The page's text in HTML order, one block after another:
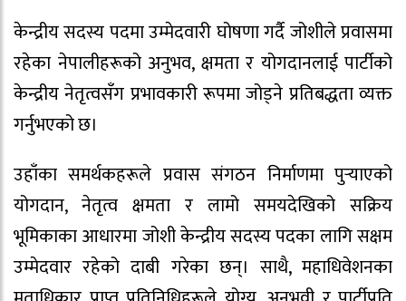
केन्द्रीय सदस्य पदमा उम्मेदवारी घोषणा गर्दै जोशीले प्रवासमा
रहेका नेपालीहरूको अनुभव, क्षमता र योगदानलाई पार्टीको
केन्द्रीय नेतृत्वसँग प्रभावकारी रूपमा जोड्ने प्रतिबद्धता व्यक्त
गर्नुभएको छ।
उहाँका समर्थकहरूले प्रवास संगठन निर्माणमा पुर्‍याएको
योगदान, नेतृत्व क्षमता र लामो समयदेखिको सक्रिय
भूमिकाका आधारमा जोशी केन्द्रीय सदस्य पदका लागि सक्षम
उम्मेदवार रहेको दाबी गरेका छन्। साथै, महाधिवेशनका